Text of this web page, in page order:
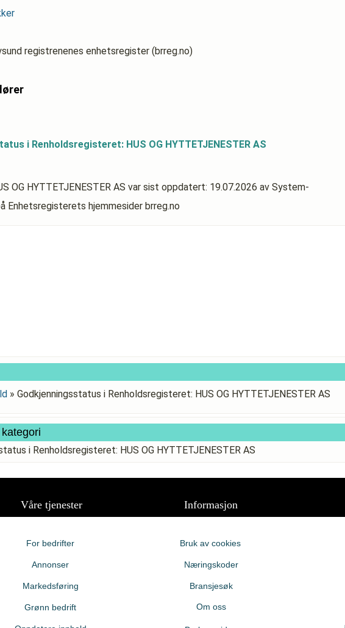
registrenenes enhetsregister (brreg.no)
i Renholdsregisteret: HUS OG HYTTETJENESTER AS
OG HYTTETJENESTER AS var sist oppdatert: 19.07.2026 av System-
hjemmesider brreg.no
» Godkjenningsstatus i Renholdsregisteret: HUS OG HYTTETJENESTER AS
i Renholdsregisteret: HUS OG HYTTETJENESTER AS
Våre tjenester Informasjon
For bedrifter
Annonser
Markedsføring
Grønn bedrift
Bruk av cookies
Næringskoder
Bransjesøk
Om oss